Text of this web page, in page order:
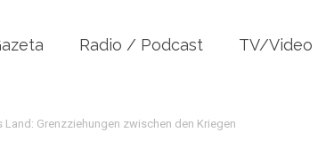
Radio / Podcast TV/Video
Land: Grenzziehungen zwischen den Kriegen